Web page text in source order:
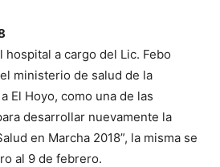
a cargo del Lic. Febo
ministerio de salud de la
El Hoyo, como una de las
desarrollar nuevamente la
en Marcha 2018”, la misma se
al 9 de febrero.